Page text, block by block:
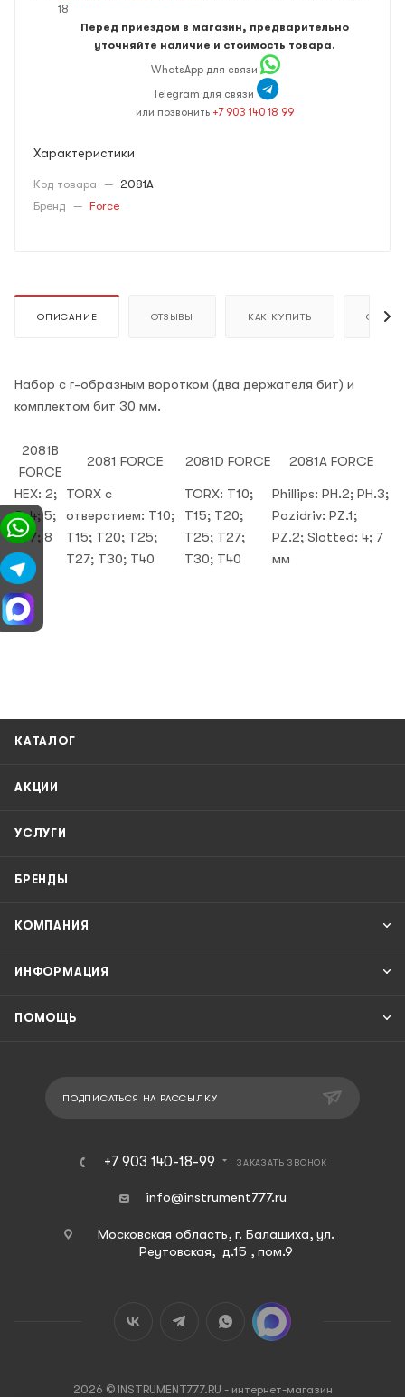
18
Перед приездом в магазин, предварительно
уточняйте наличие и стоимость товара.
WhatsApp для связи
Telegram для связи
или позвонить +7 903 140 18 99
Характеристики
Код товара — 2081A
Бренд — Force
ОПИСАНИЕ ОТЗЫВЫ КАК КУПИТЬ ОПЛАТА
Набор с г-образным воротком (два держателя бит) и
комплектом бит 30 мм.
2081B
FORCE
2081 FORCE 2081D FORCE
2081A FORCE
HEX: 2;
3; 4; 5;
6; 7; 8
мм
TORX c
отверстием: T10;
T15; T20; T25;
T27; T30; T40
TORX: T10;
T15; T20;
T25; T27;
T30; T40
Phillips: PH.2; PH.3;
Pozidriv: PZ.1;
PZ.2; Slotted: 4; 7
мм
КАТАЛОГ
АКЦИИ
УСЛУГИ
БРЕНДЫ
КОМПАНИЯ
ИНФОРМАЦИЯ
ПОМОЩЬ
ПОДПИСАТЬСЯ НА РАССЫЛКУ
+7 903 140-18-99 ЗАКАЗАТЬ ЗВОНОК
info@instrument777.ru
Московская область, г. Балашиха, ул.
Реутовская, д.15 , пом.9
2026 © INSTRUMENT777.RU - интернет-магазин